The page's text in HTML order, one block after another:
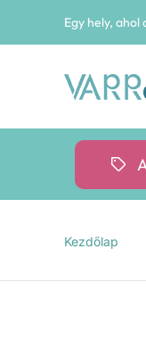
Egy hely, ahol
Kezdőlap